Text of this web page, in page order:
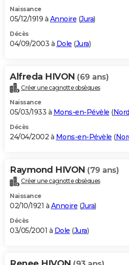
Naissance
05/12/1919 à Annoire (Jura)
Décès
04/09/2003 à Dole (Jura)
Alfreda HIVON (69 ans)
Créer une cagnotte obsèques
Naissance
05/03/1933 à Mons-en-Pévèle (Nord
Décès
24/04/2002 à Mons-en-Pévèle (
Raymond HIVON (79 ans)
Créer une cagnotte obsèques
Naissance
02/10/1921 à Annoire (Jura)
Décès
03/05/2001 à Dole (Jura)